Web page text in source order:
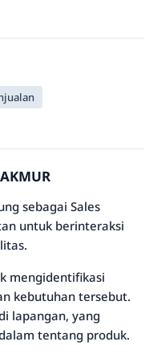
sebagai Sales
untuk berinteraksi
mengidentifikasi
kebutuhan tersebut.
lapangan, yang
tentang produk.